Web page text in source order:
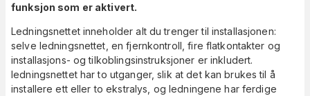
funksjon som er aktivert.
Ledningsnettet inneholder alt du trenger til installasjonen:
selve ledningsnettet, en fjernkontroll, fire flatkontakter og
installasjons- og tilkoblingsinstruksjoner er inkludert.
ledningsnettet har to utganger, slik at det kan brukes til å
installere ett eller to ekstralys, og ledningene har ferdige